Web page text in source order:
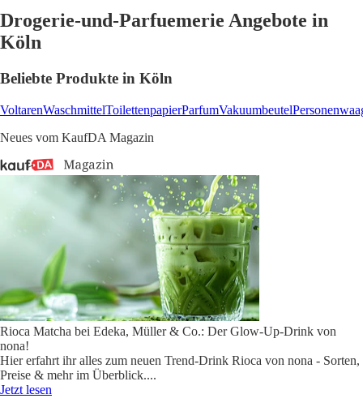
Drogerie-und-Parfuemerie Angebote in
Köln
Beliebte Produkte in Köln
VoltarenWaschmittelToilettenpapierParfumVakuumbeutel
Neues vom KaufDA Magazin
Rioca Matcha bei Edeka, Müller & Co.: Der Glow-Up-Drink von
nona!
Hier erfahrt ihr alles zum neuen Trend-Drink Rioca von nona - Sorten,
Preise & mehr im Überblick....
Jetzt lesen